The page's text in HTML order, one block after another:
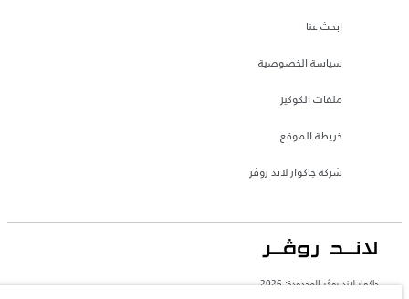
ابحث عنا
سياسة الخصوصية
ملفات الكوكيز
خريطة الموقع
شركة جاكوار لاند روڤر
جاكوار لاند روڨر المحدودة: 2026